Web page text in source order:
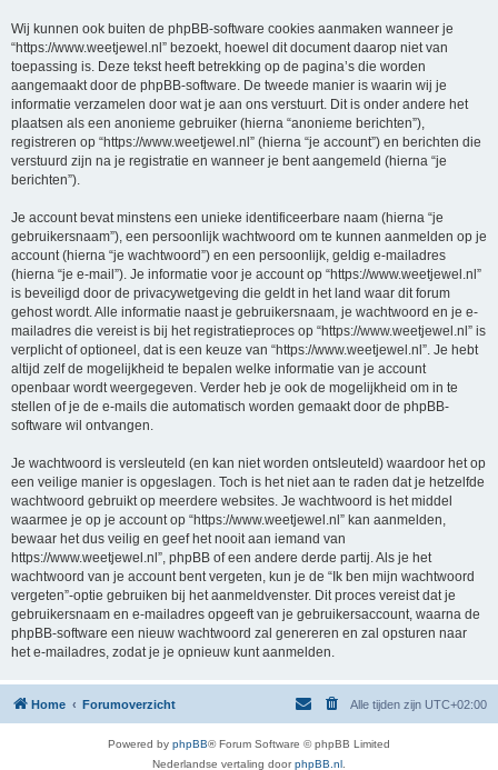
Wij kunnen ook buiten de phpBB-software cookies aanmaken wanneer je
“https://www.weetjewel.nl” bezoekt, hoewel dit document daarop niet van
toepassing is. Deze tekst heeft betrekking op de pagina’s die worden
aangemaakt door de phpBB-software. De tweede manier is waarin wij je
informatie verzamelen door wat je aan ons verstuurt. Dit is onder andere het
plaatsen als een anonieme gebruiker (hierna “anonieme berichten”),
registreren op “https://www.weetjewel.nl” (hierna “je account”) en berichten die
verstuurd zijn na je registratie en wanneer je bent aangemeld (hierna “je
berichten”).
Je account bevat minstens een unieke identificeerbare naam (hierna “je
gebruikersnaam”), een persoonlijk wachtwoord om te kunnen aanmelden op je
account (hierna “je wachtwoord”) en een persoonlijk, geldig e-mailadres
(hierna “je e-mail”). Je informatie voor je account op “https://www.weetjewel.nl”
is beveiligd door de privacywetgeving die geldt in het land waar dit forum
gehost wordt. Alle informatie naast je gebruikersnaam, je wachtwoord en je e-
mailadres die vereist is bij het registratieproces op “https://www.weetjewel.nl” is
verplicht of optioneel, dat is een keuze van “https://www.weetjewel.nl”. Je hebt
altijd zelf de mogelijkheid te bepalen welke informatie van je account
openbaar wordt weergegeven. Verder heb je ook de mogelijkheid om in te
stellen of je de e-mails die automatisch worden gemaakt door de phpBB-
software wil ontvangen.
Je wachtwoord is versleuteld (en kan niet worden ontsleuteld) waardoor het op
een veilige manier is opgeslagen. Toch is het niet aan te raden dat je hetzelfde
wachtwoord gebruikt op meerdere websites. Je wachtwoord is het middel
waarmee je op je account op “https://www.weetjewel.nl” kan aanmelden,
bewaar het dus veilig en geef het nooit aan iemand van
https://www.weetjewel.nl”, phpBB of een andere derde partij. Als je het
wachtwoord van je account bent vergeten, kun je de “Ik ben mijn wachtwoord
vergeten”-optie gebruiken bij het aanmeldvenster. Dit proces vereist dat je
gebruikersnaam en e-mailadres opgeeft van je gebruikersaccount, waarna de
phpBB-software een nieuw wachtwoord zal genereren en zal opsturen naar
het e-mailadres, zodat je je opnieuw kunt aanmelden.
Home Forumoverzicht Alle tijden zijn UTC+02:00
Powered by phpBB® Forum Software © phpBB Limited
Nederlandse vertaling doorphpBB.nl